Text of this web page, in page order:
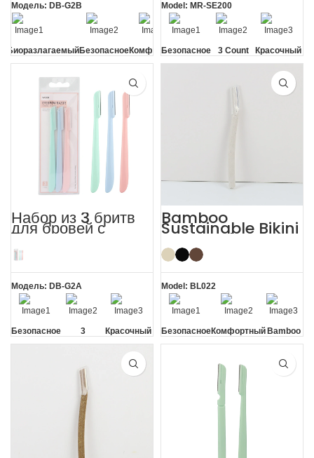
Модель: DB-G2B
Безопасное
лезвие
Комфортный
Model: MR-SE200
Безопасное
лезвие
3 Count Красочный
Набор из 3 бритв
для бровей с
чехлом, женская
бритва для
дермапланировани
я
Модель: DB-G2A
Безопасное
лезвие
3
упаковки
Красочный
Bamboo
Sustainable Bikini
Face Eyebrow
Shaping with
Razor
Model: BL022
Безопасное
лезвие
Комфортный Bamboo